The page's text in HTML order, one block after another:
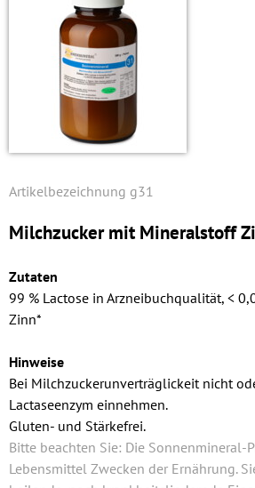
g31
Milchzucker mit Mineralstoff
Zutaten
99 % Lactose in Arzneibuchqualität, <
Zinn*
Hinweise
Bei Milchzuckerunverträglickeit nicht
Lactaseenzym einnehmen.
Gluten- und Stärkefrei.
Bitte beachten Sie: Die Sonnenmineral-
Lebensmittel Zwecken der Ernährung.